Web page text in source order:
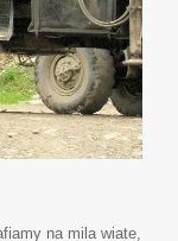
na mila wiate,